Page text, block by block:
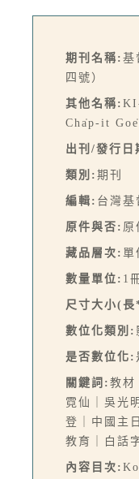
期刊名稱: 基
四號）
其他名稱:
Cha̍p-it
出刊/發行日
類別: 期刊
編輯: 台灣基
原件與否: 原
藏品層次: 單
數量單位: 1
尺寸大小(
數位化類別:
是否數位化:
關鍵詞: 教材
霓仙｜吳光
登｜中國主
教育｜白話
內容目次: